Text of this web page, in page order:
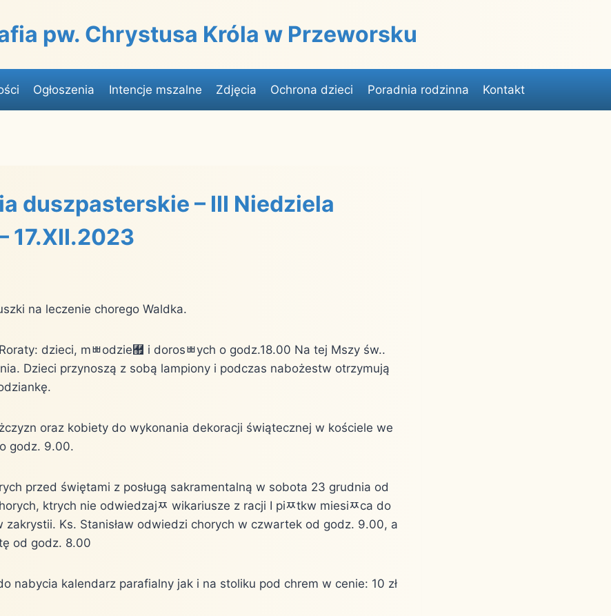
pw. Chrystusa Króla w Przeworsku
Ogłoszenia Intencje mszalne Zdjęcia Ochrona dzieci Poradnia rodzinna Kontakt
duszpasterskie – III Niedziela
17.XII.2023
na leczenie chorego Waldka.
dzieci, mﾳodzie﾿ i dorosﾳych o godz.18.00 Na tej Mszy św..
Dzieci przynoszą z sobą lampiony i podczas naboże￱stw otrzymują
oraz kobiety do wykonania dekoracji świątecznej w kościele we
godz. 9.00.
przed świętami z posługą sakramentalną w sobota 23 grudnia od
kt￳rych nie odwiedzajﾹ wikariusze z racji I piﾹtk￳w miesiﾹca do
zakrystii. Ks. Stanisław odwiedzi chorych w czwartek od godz. 9.00, a
od godz. 8.00
nabycia kalendarz parafialny jak i na stoliku pod ch￳rem w cenie: 10 zł